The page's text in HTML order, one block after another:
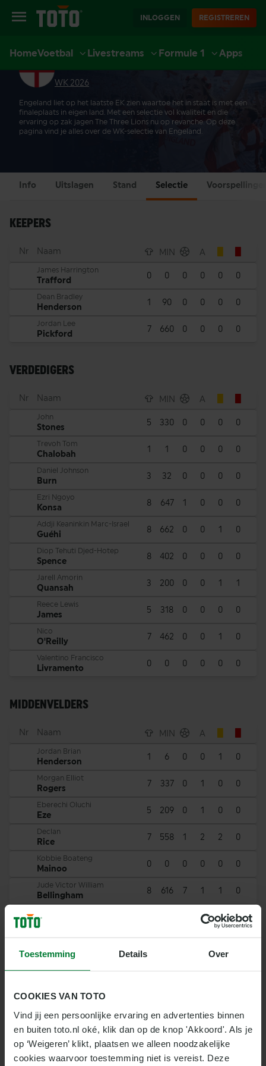
Toestemming Details Over
COOKIES VAN TOTO
Vind jij een persoonlijke ervaring en advertenties binnen
en buiten toto.nl oké, klik dan op de knop 'Akkoord'. Als je
op ‘Weigeren’ klikt, plaatsen we alleen noodzakelijke
cookies waarvoor toestemming niet is vereist. Deze
INLOGGEN REGISTREREN
HomeVoetbal Livestreams Formule 1 Apps
ENGELAND SELECTIE
WK 2026
Engeland liet op het laatste EK zien waartoe het in staat is met een
finaleplaats in eigen land. Met een selectie vol kwaliteit en die
ervaring op zak jagen The Three Lions nu op revanche. Op deze
pagina vind je alles over de WK-selectie van Engeland.
Info Uitslagen Stand Selectie
KEEPERS
Nr Naam MIN A
James Harrington
Trafford 0 0 0 0 0 0
Dean Bradley
Henderson 1 90 0 0 0 0
Jordan Lee
Pickford 7 660 0 0 0 0
VERDEDIGERS
Nr Naam MIN A
John
Stones 5 330 0 0 0 0
Trevoh Tom
Chalobah 1 1 0 0 0 0
Daniel Johnson
Burn 3 32 0 0 0 0
Ezri Ngoyo
Konsa 8 647 1 0 0 0
Addji Keaninkin Marc-Israel
Guéhi 8 662 0 0 1 0
Diop Tehuti Djed-Hotep
Spence 8 402 0 0 0 0
Jarell Amorin
Quansah 3 200 0 0 1 1
Reece Lewis
James 5 318 0 0 0 0
Nico
O'Reilly 7 462 0 0 1 0
Valentino Francisco
Livramento 0 0 0 0 0 0
MIDDENVELDERS
Nr Naam MIN A
Jordan Brian
Henderson 1 6 0 0 1 0
Morgan Elliot
Rogers 7 337 0 1 0 0
Eberechi Oluchi
Eze 5 209 0 1 0 0
Declan
Rice 7 558 1 2 2 0
Kobbie Boateng
Mainoo 0 0 0 0 0 0
Jude Victor William
Bellingham 8 616 7 1 1 0
Anderson 1 1 0
AANVALLERS
Watkins 0 0
Marcus
Rashford
Anthony Michael